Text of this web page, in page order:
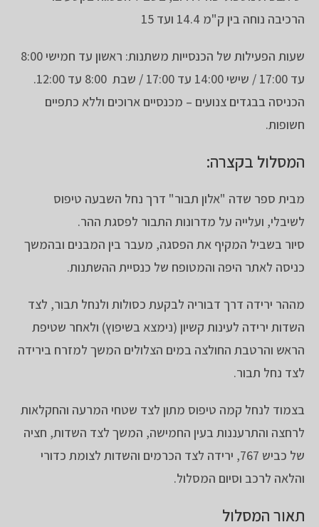
הרכיבה נוחה בין ק"מ 14.4 ועד 15
שעות הפעילות של הכנסייות משתנות: ראשון עד חמישי 8:00
עד 17:00 / שישי 14:00 עד 17:00 / שבת 8:00 עד 12:00.
הכניסה בבגדים צנועים – מכנסיים ארוכים וללא כתפיים
חשופות.
המסלול בקצרה:
מבית ספר שדה "אלון תבור" דרך נחל השבעה טיפוס
לשיבלי, ועלייה על מדרונות התבור לפסגת ההר.
סיור בשביל המקיף את הפסגה, מעבר בין המבנים ובהמשך
כניסה לאתר היפה והמטופח של כנסיית ההשתנות.
מההר ירידה דרך דבוריה לבקעת כסולות ולנחל תבור, לצד
השדות ירידה לעינות קשיון (נימצא בשיפוץ) ולאחר שטיפת
הראש והרטבת החולצה במים הצלולים המשך למזרח בירידה
לצד נחל תבור.
בצמוד לנחל קמה טיפוס מתון לצד שטחי המרעה והחקלאות
לרחצה והתרעננות בעין החמישה, המשך לצד השדות, חציה
של כביש 767, ירידה לצד הכרמים והשדות לצומת כדורי
והלאה לרכב וסיום המסלול.
תאור המסלול